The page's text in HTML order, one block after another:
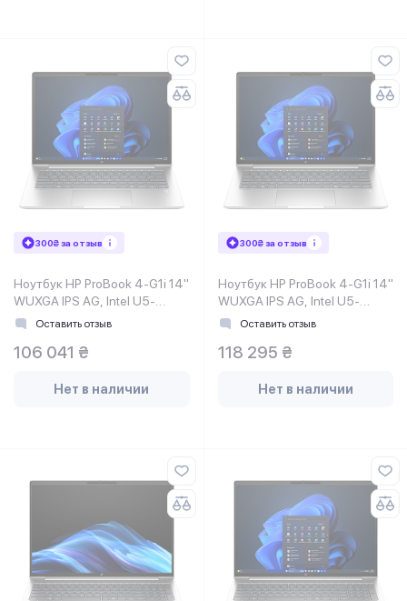
300₴ за отзыв
Ноутбук HP ProBook 4-G1i 14"
WUXGA IPS AG, Intel U5-
225H, 24GB, F1TB,
серебристый
Оставить отзыв
106 041 ₴
Нет в наличии
300₴ за отзыв
Ноутбук HP ProBook 4-G1i 14"
WUXGA IPS AG, Intel U5-
225H, 32GB, F1TB, NVD3050-
Оставить отзыв
118 295 ₴
Нет в наличии